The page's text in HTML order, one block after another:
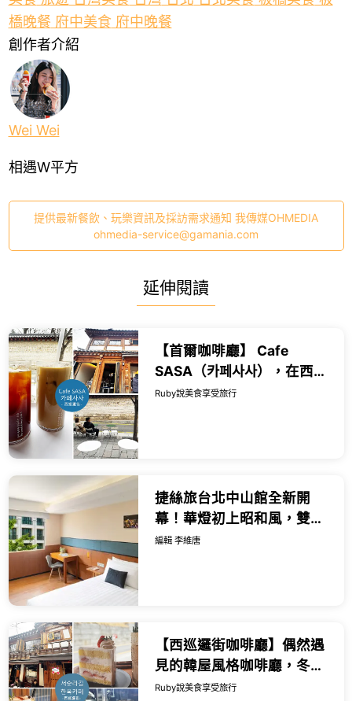
橋晚餐 府中美食府中晚餐
創作者介紹
Wei Wei
相遇W平方
提供最新餐飲、玩樂資訊及採訪需求通知 我傳媒OHMEDIA
ohmedia-service@gamania.com
延伸閱讀
【首爾咖啡廳】 Cafe
SASA（카페사사），在西巡
邏街遇見最美韓屋咖啡廳，
Ruby說美食享受旅行
捷絲旅台北中山館全新開
幕！華燈初上昭和風，雙人
千元起爽喝紅白酒與獨旅微
編輯 李維唐
【西巡邏街咖啡廳】偶然遇
見的韓屋風格咖啡廳，冬天
戶外還有電毯超貼心 ，享受
Ruby說美食享受旅行